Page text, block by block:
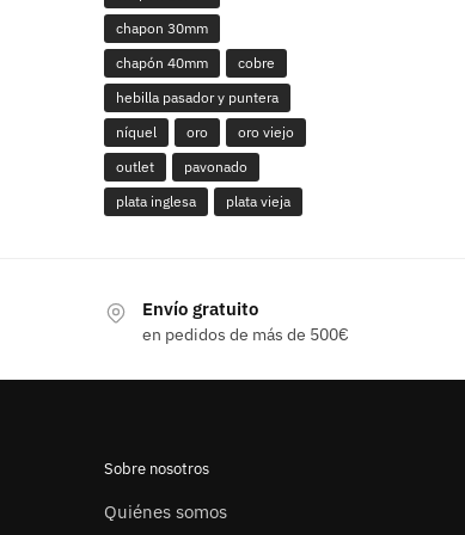
chapon 30mm
chapón 40mm
cobre
hebilla pasador y puntera
níquel
oro
oro viejo
outlet
pavonado
plata inglesa
plata vieja
Envío gratuito
en pedidos de más de 500€
Sobre nosotros
Quiénes somos